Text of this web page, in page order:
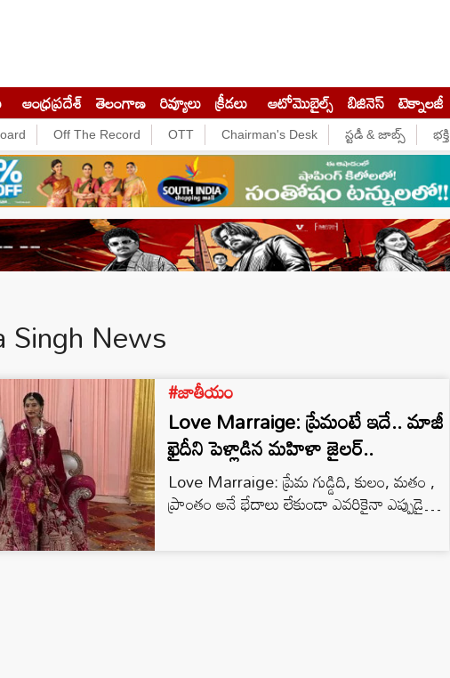
ఆంధ్రప్రదేశ్ తెలంగాణ రివ్యూలు క్రీడలు ఆటోమొబైల్స్ బిజినెస్‌ టెక్నాలజీ
Off The Record OTT Chairman's Desk స్టడీ & జాబ్స్ భక్తి
Singh News
#జాతీయం
Love Marraige: ప్రేమంటే ఇదే.. మాజీ
ఖైదీని పెళ్లాడిన మహిళా జైలర్..
Love Marraige: ప్రేమ గుడ్డిది, కులం, మతం ,
ప్రాంతం అనే భేదాలు లేకుండా ఎవరికైనా ఎప్పుడైనా